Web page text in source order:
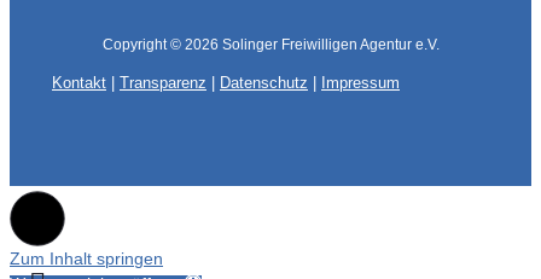
Copyright © 2026 Solinger Freiwilligen Agentur e.V.
Kontakt Transparenz Datenschutz Impressum
Zum Inhalt springen